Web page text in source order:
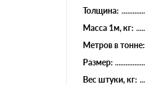
Толщина:
Масса 1м, кг:
Метров в тонне:
Размер:
Вес штуки, кг: